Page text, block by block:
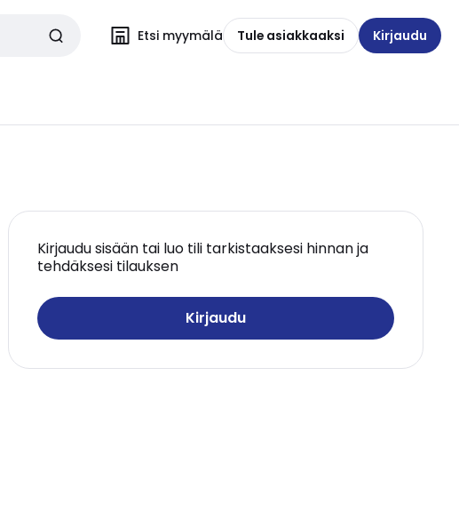
Etsi myymälä Tule asiakkaaksi Kirjaudu
Kirjaudu sisään tai luo tili tarkistaaksesi hinnan ja
tehdäksesi tilauksen
Kirjaudu